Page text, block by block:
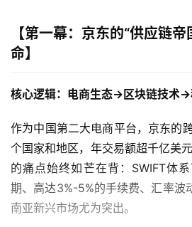
【第一幕：京东的“供应链
命】​
核心逻辑：电商生态→区块链技术
作为中国第二大电商平台，京东的
个国家和地区，年交易额超千亿美
的痛点始终如芒在背：SWIFT体
期、高达3%-5%的手续费、汇率
南亚新兴市场尤为突出。